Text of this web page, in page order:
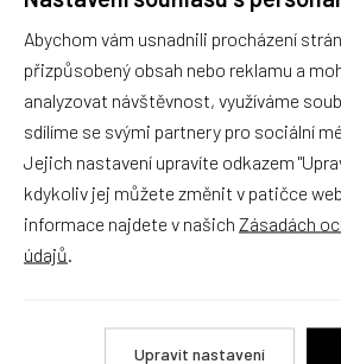
Produkt zatím nemá žádné
produkt ohodnotí!
Alternativní zboží
Abychom vám usnadnili procházení
přizpůsobený obsah nebo reklamu a
analyzovat návštěvnost, využíváme
sdílíme se svými partnery pro sociální
Jejich nastavení upravíte odkazem
kdykoliv jej můžete změnit v patičce
informace najdete v našich Zásadách
údajů
Upravit nastavení